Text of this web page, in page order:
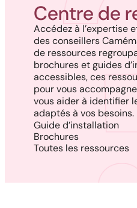
Centre de
Accédez à l’expertise
des conseillers
de ressources
brochures et guides
accessibles, ces
pour vous
vous aider à identifier
adaptés à vos besoins.
Guide d’installation
Brochures
Toutes les ressources